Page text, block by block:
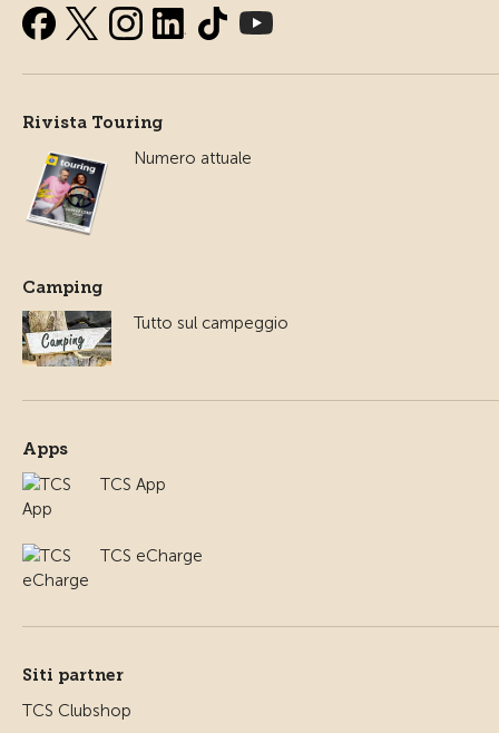
Rivista Touring
Numero attuale
Camping
Tutto sul campeggio
Apps
TCS App
TCS eCharge
Siti partner
TCS Clubshop